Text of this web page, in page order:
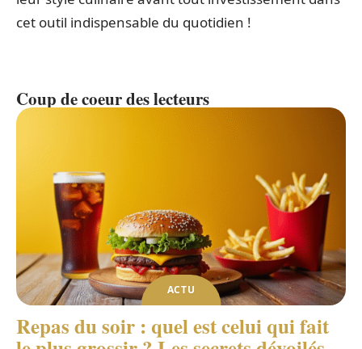
cet outil indispensable du quotidien !
Coup de coeur des lecteurs
ACTU
Repas du soir : quel est celui qui fait